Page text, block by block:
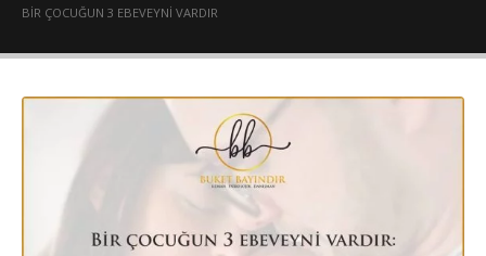
BIR ÇOCUĞUN 3 EBEVEYNI VARDIR